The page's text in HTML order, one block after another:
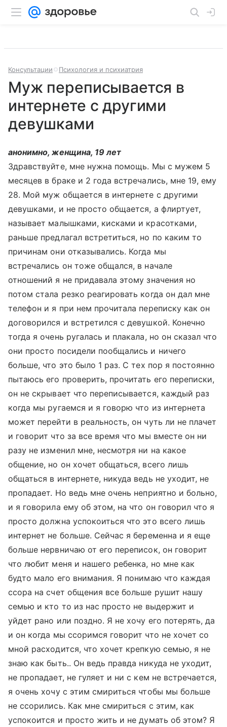
Консультации Психология и психиатрия
Муж переписывается в
интернете с другими
девушками
анонимно, женщина, 19 лет
Здравствуйте, мне нужна помощь. Мы с мужем 5
месяцев в браке и 2 года встречались, мне 19, ему
28. Мой муж общается в интернете с другими
девушками, и не просто общается, а флиртует,
называет малышками, кисками и красотками,
раньше предлагал встретиться, но по каким то
причинам они отказывались. Когда мы
встречались он тоже общался, в начале
отношений я не придавала этому значения но
потом стала резко реагировать когда он дал мне
телефон и я при нем прочитала переписку как он
договорился и встретился с девушкой. Конечно
тогда я очень ругалась и плакала, но он сказал что
они просто посидели пообщались и ничего
больше, что это было 1 раз. С тех пор я постоянно
пытаюсь его проверить, прочитать его переписки,
он не скрывает что переписывается, каждый раз
когда мы ругаемся и я говорю что из интернета
может перейти в реальность, он чуть ли не плачет
и говорит что за все время что мы вместе он ни
разу не изменил мне, несмотря ни на какое
общение, но он хочет общаться, всего лишь
общаться в интернете, никуда ведь не уходит, не
пропадает. Но ведь мне очень неприятно и больно,
и я говорила ему об этом, на что он говорил что я
просто должна успокоиться что это всего лишь
интернет не больше. Сейчас я беременна и я еще
больше нервничаю от его переписок, он говорит
что любит меня и нашего ребенка, но мне как
будто мало его внимания. Я понимаю что каждая
ссора на счет общения все больше рушит нашу
семью и кто то из нас просто не выдержит и
уйдет рано или поздно. Я не хочу его потерять, да
и он когда мы ссоримся говорит что не хочет со
мной расходится, что хочет крепкую семью, я не
знаю как быть.. Он ведь правда никуда не уходит,
не пропадает, не гуляет и ни с кем не встречается,
я очень хочу с этим смириться чтобы мы больше
не ссорились. Как мне смириться с этим, как
успокоится и просто жить и не думать об этом? Я